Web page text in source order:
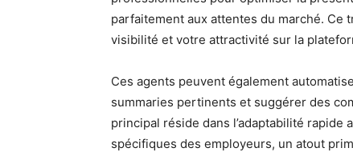
parfaitement aux attentes du marché. Ce
visibilité et votre attractivité sur la
Ces agents peuvent également
summaries pertinents et suggérer des
principal réside dans l’adaptabilité
spécifiques des employeurs, un atout